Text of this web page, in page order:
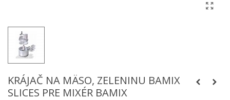
KRÁJAČ NA MÄSO, ZELENINU BAMIX
SLICES PRE MIXÉR BAMIX